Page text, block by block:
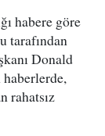
habere göre
tarafından
Donald
rahatsız